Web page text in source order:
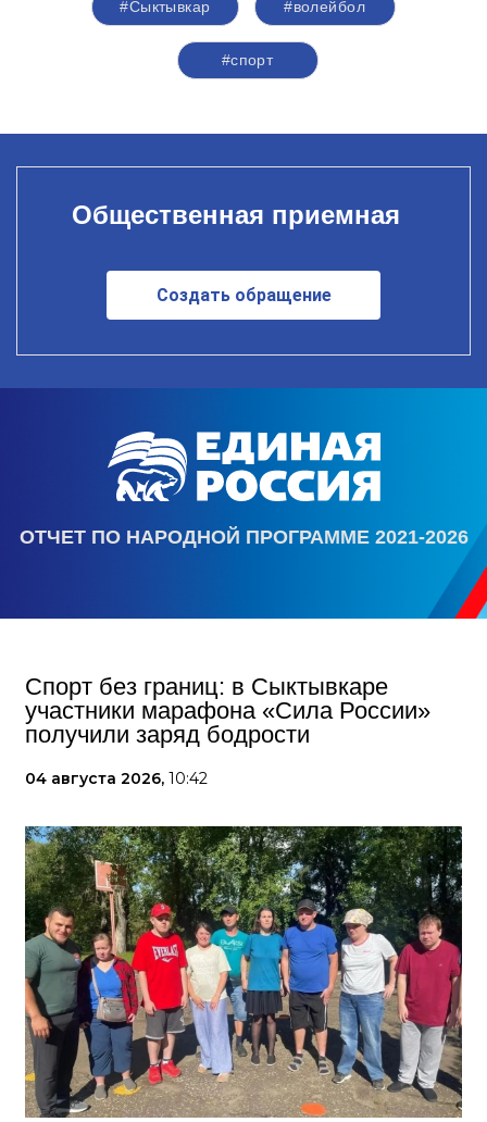
#Сыктывкар #волейбол
#спорт
Общественная приемная
Создать обращение
ОТЧЕТ ПО НАРОДНОЙ ПРОГРАММЕ 2021-2026
Спорт без границ: в Сыктывкаре
участники марафона «Сила России»
получили заряд бодрости
04 августа 2026, 10:42